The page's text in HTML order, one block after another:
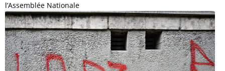
l’Assemblée Nationale